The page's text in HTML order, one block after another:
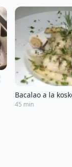
Bacalao a la
45 min